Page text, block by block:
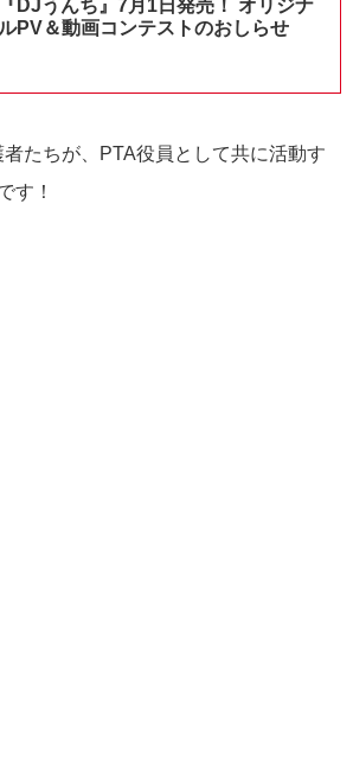
『DJうんち』7月1日発売！ オリジナ
ルPV＆動画コンテストのおしらせ
たちが、PTA役員として共に活動す
す！